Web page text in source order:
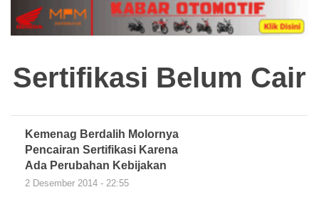
Sertifikasi Belum Cair
Kemenag Berdalih Molornya
Pencairan Sertifikasi Karena
Ada Perubahan Kebijakan
2 Desember 2014 - 22:55